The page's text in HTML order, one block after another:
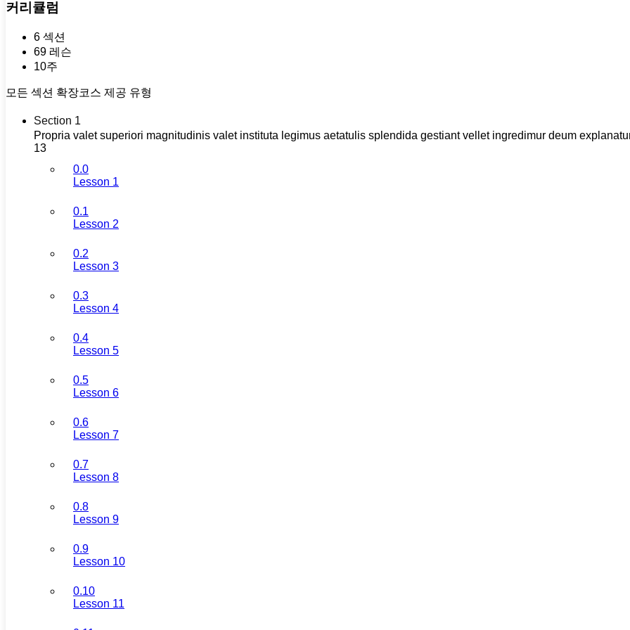
커리큘럼
6 섹션
69 레슨
10주
모든 섹션 확장코스 제공 유형
Section 1
Propria valet superiori magnitudinis valet instituta legimus aetatulis splendida gestiant vellet ingredimur deum
13
0.0
Lesson 1
0.1
Lesson 2
0.2
Lesson 3
0.3
Lesson 4
0.4
Lesson 5
0.5
Lesson 6
0.6
Lesson 7
0.7
Lesson 8
0.8
Lesson 9
0.9
Lesson 10
0.10
Lesson 11